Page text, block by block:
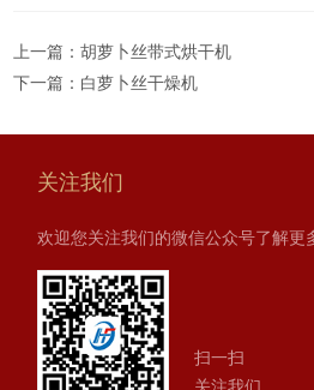
上一篇：胡萝卜丝带式烘干机
下一篇： 白萝卜丝干燥机
关注我们
欢迎您关注我们的微信公众号了解更
扫一扫